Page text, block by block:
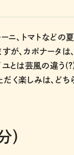
ーニ、トマトなど
すが、カポナータ
ユとは芸風の違う
く楽しみは、どち
）